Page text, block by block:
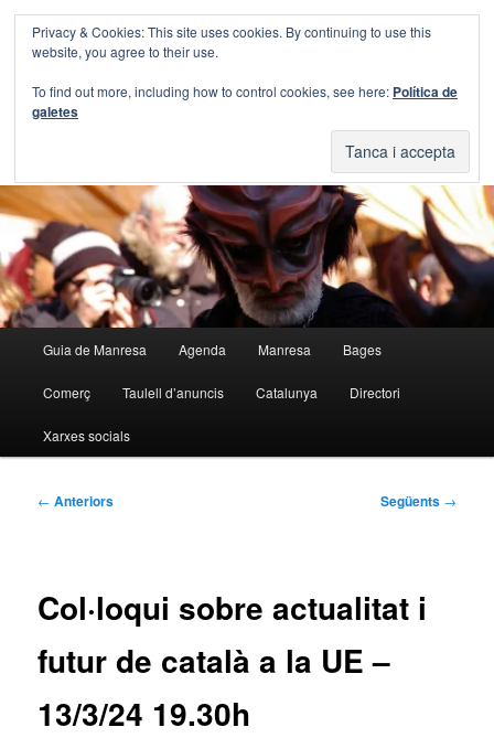
Aneu
contingut
Blog Guia Manresa
principal
Guia de Manresa Agenda Manresa Bages
Comerç Taulell d’anuncis Catalunya Directori
Xarxes socials
Navegació
← Anteriors Següents →
Col·loqui sobre actualitat i
futur de català a la UE –
13/3/24 19.30h
Privacy & Cookies: This site uses cookies. By continuing to use this
website, you agree to their use.
To find out more, including how to control cookies, see here: Política de
galetes